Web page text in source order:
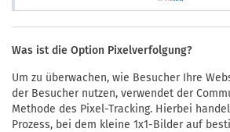
Was ist die Option Pixelverfolgung?
Um zu überwachen, wie Besucher Ihre
der Besucher nutzen, verwendet der
Methode des Pixel-Tracking. Hierbei
Prozess, bei dem kleine 1x1-Bilder auf